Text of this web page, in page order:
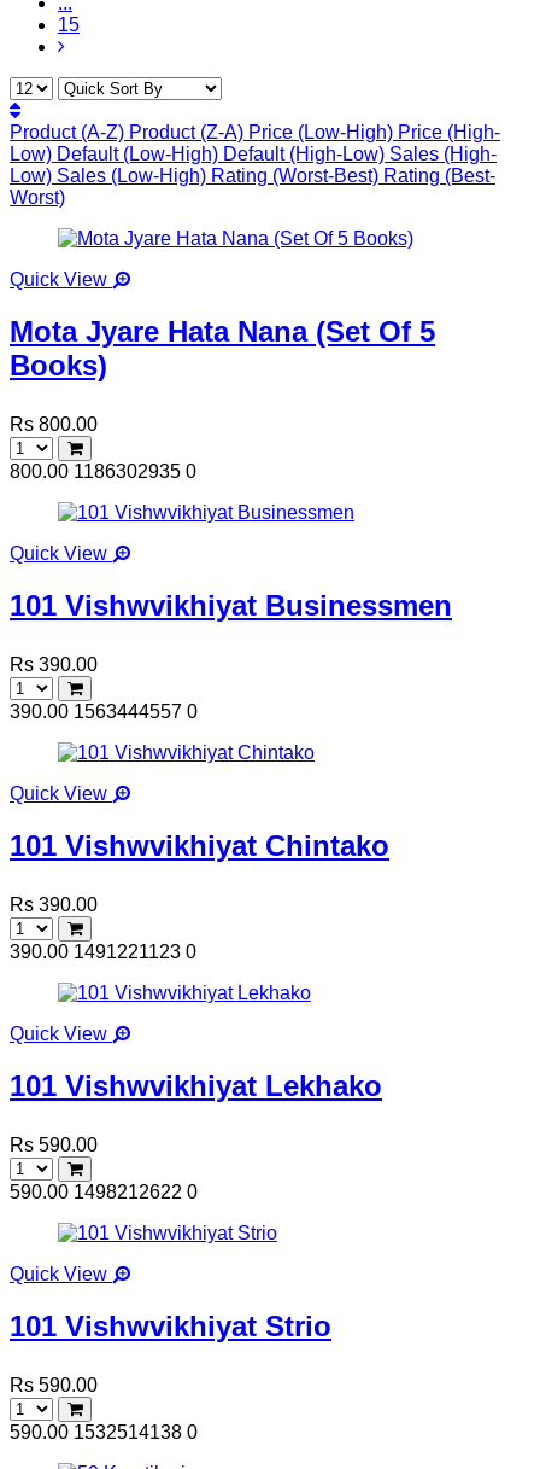
15
Product (A-Z) Product (Z-A) Price (Low-High) Price (High-
Low) Default (Low-High) Default (High-Low) Sales (High-
Low) Sales (Low-High) Rating (Worst-Best) Rating (Best-
Worst)
Quick View
Mota Jyare Hata Nana (Set Of 5
Books)
Rs 800.00
800.00 1186302935 0
Quick View
101 Vishwvikhiyat Businessmen
Rs 390.00
390.00 1563444557 0
Quick View
101 Vishwvikhiyat Chintako
Rs 390.00
390.00 1491221123 0
Quick View
101 Vishwvikhiyat Lekhako
Rs 590.00
590.00 1498212622 0
Quick View
101 Vishwvikhiyat Strio
Rs 590.00
590.00 1532514138 0